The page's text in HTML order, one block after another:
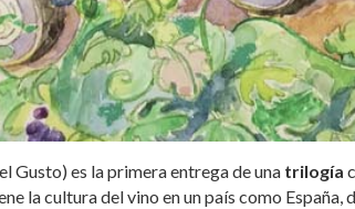
Gusto) es la primera entrega de una trilogía
la cultura del vino en un país como